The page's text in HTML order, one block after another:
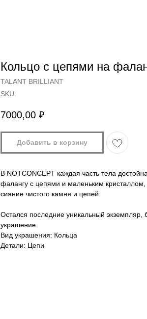
Кольцо с цепями на
TALANT BRILLIANT
SKU:
7000,00 ₽
Добавить в корзину
В NOTCONCEPT каждая часть тела
фалангу с цепями и маленьким
сияние чистого камня и цепей.
Остался последние уникальный
украшение.
Вид украшения: Кольца
Детали: Цепи